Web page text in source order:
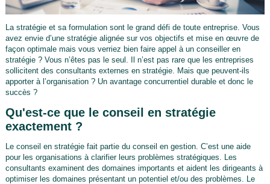
La stratégie et sa formulation sont le grand défi de toute entreprise. Vous
avez envie d’une stratégie alignée sur vos objectifs et mise en œuvre de
façon optimale mais vous verriez bien faire appel à un conseiller en
stratégie ? Vous n’êtes pas le seul. Il n’est pas rare que les entreprises
sollicitent des consultants externes en stratégie. Mais que peuvent-ils
apporter à l’organisation ? Un avantage concurrentiel durable et donc le
succès ?
Qu'est-ce que le conseil en stratégie
exactement ?
Le conseil en stratégie fait partie du conseil en gestion. C’est une aide
pour les organisations à clarifier leurs problèmes stratégiques. Les
consultants examinent des domaines importants et aident les dirigeants à
optimiser les domaines présentant un potentiel et/ou des problèmes. Le